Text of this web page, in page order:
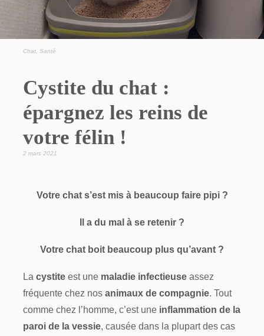
Chat Santé
Cystite du chat :
épargnez les reins de
votre félin !
2 mars 2021
Votre chat s’est mis à beaucoup faire pipi ?
Il a du mal à se retenir ?
Votre chat boit beaucoup plus qu’avant ?
La cystite est une maladie infectieuse assez
fréquente chez nos animaux de compagnie. Tout
comme chez l’homme, c’est une inflammation de la
paroi de la vessie, causée dans la plupart des cas